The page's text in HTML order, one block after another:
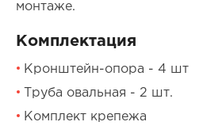
монтаже.
Комплектация
Кронштейн-опора - 4 шт
Труба овальная - 2 шт.
Комплект крепежа